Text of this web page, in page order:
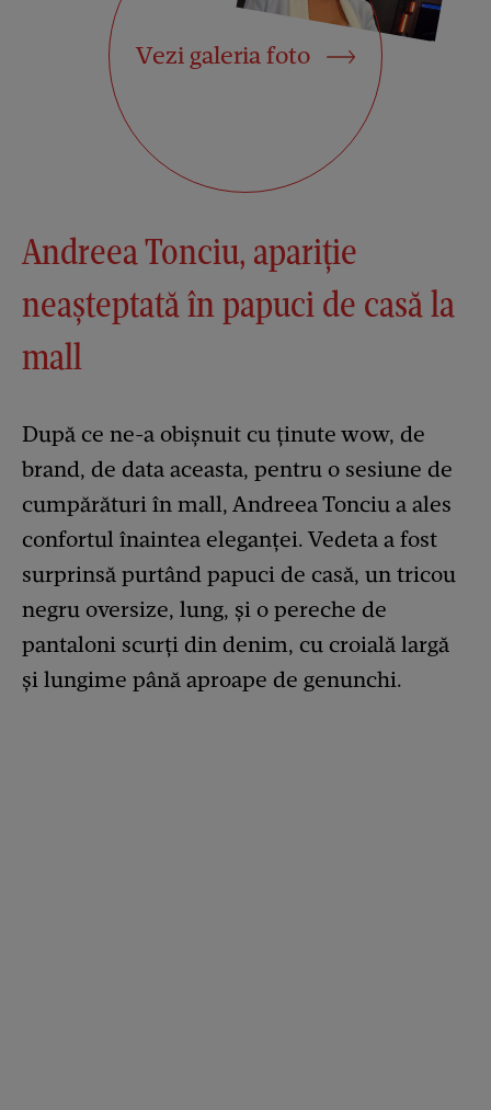
Vezi galeria foto
Andreea Tonciu, apariție
neașteptată în papuci de casă la
mall
După ce ne-a obișnuit cu ținute wow, de
brand, de data aceasta, pentru o sesiune de
cumpărături în mall, Andreea Tonciu a ales
confortul înaintea eleganței. Vedeta a fost
surprinsă purtând papuci de casă, un tricou
negru oversize, lung, și o pereche de
pantaloni scurți din denim, cu croială largă
și lungime până aproape de genunchi.